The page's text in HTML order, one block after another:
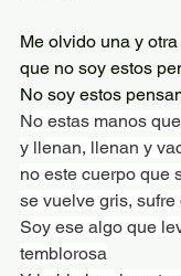
Me olvido una y
que no soy estos
No soy estos
No estas manos
y llenan, llenan y
no este cuerpo que
se vuelve gris,
Soy ese algo que
temblorosa